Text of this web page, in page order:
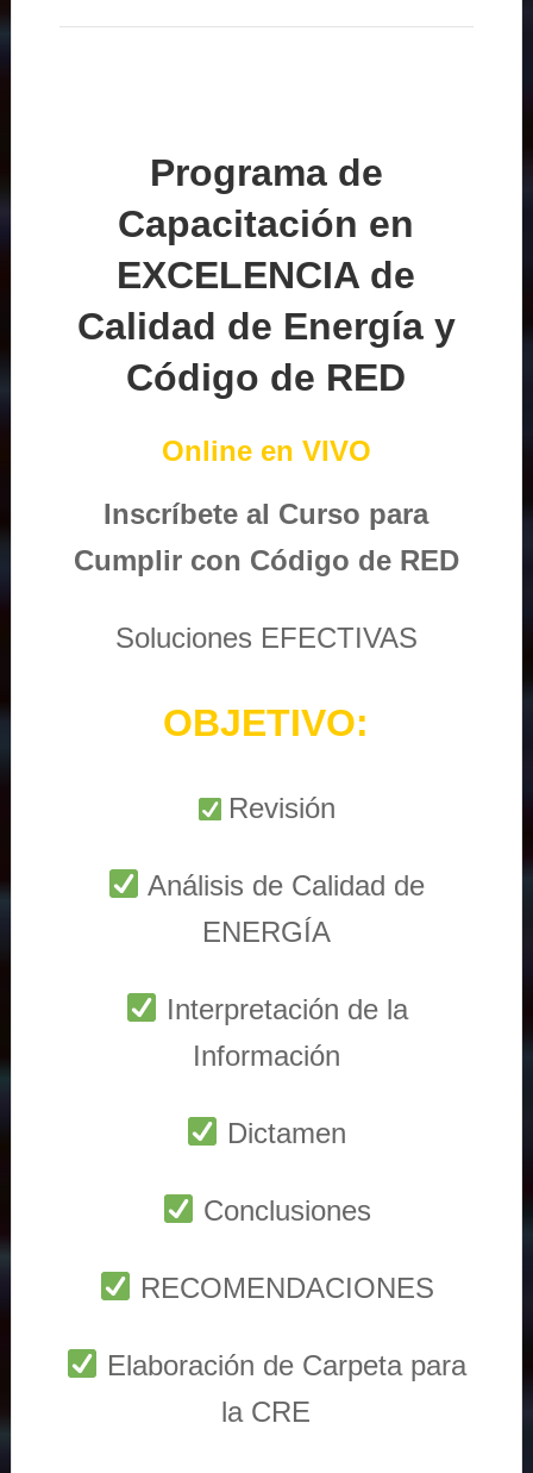
Programa de
Capacitación en
EXCELENCIA de
Calidad de Energía y
Código de RED
Online en VIVO
Inscríbete al Curso para
Cumplir con Código de RED
Soluciones EFECTIVAS
OBJETIVO:
Revisión
Análisis de Calidad de
ENERGÍA
Interpretación de la
Información
Dictamen
Conclusiones
RECOMENDACIONES
Elaboración de Carpeta para
la CRE